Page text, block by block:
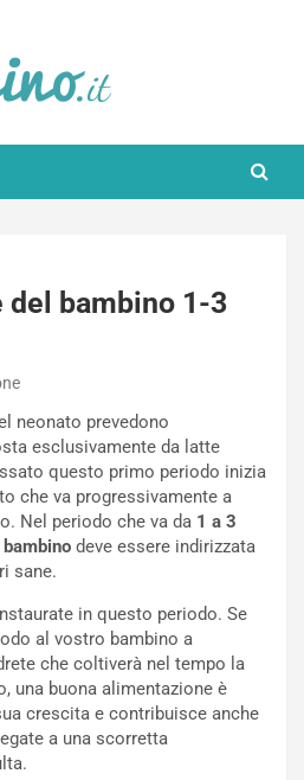
bambino 1-3
neonato prevedono
esclusivamente da latte
questo primo periodo inizia
che va progressivamente a
Nel periodo che va da 1 a 3
deve essere indirizzata
sane.
in questo periodo. Se
al vostro bambino a
che coltiverà nel tempo la
una buona alimentazione è
crescita e contribuisce anche
a una scorretta